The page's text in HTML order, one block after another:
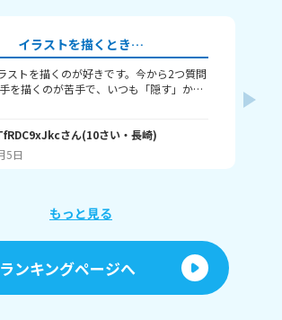
イラストを描くとき…
ストを描くのが好きです。今から2つ質問
を描くのが苦手で、いつも「隠す」か
ばかり描いていて、それ以外は全く描け
うしたらいいですか？
さん(10さい・ 長崎)
5日
もっと見る
ランキングページへ